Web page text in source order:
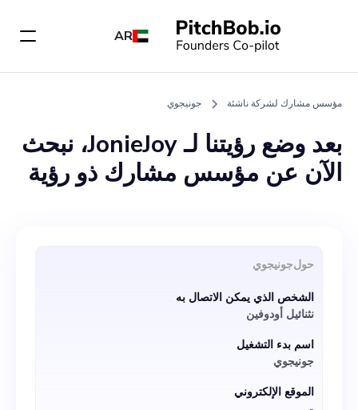
AR
مؤسس مشارك لشركة ناشئة جونيجوي
بعد وضع رؤيتنا لـ JonieJoy، نبحث
الآن عن مؤسس مشارك ذو رؤية
مشاركًا، ستمتد مسؤولياتك عبر
استراتيجية الأعمال وإدارة
العمليات ومفاوضات الشراكة
وبناء الفريق وجولات التمويل. إذا
كانت لديك خبرة سابقة في ريادة
حولجونيجوي
الشخص الذي يمكن الاتصال به
نثنائيل أودوفين
اسم بدء التشغيل
جونيجوي
الموقع الإلكتروني